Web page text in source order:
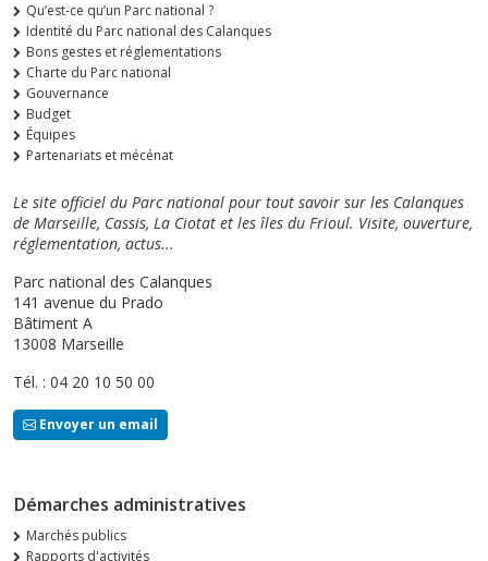
Qu’est-ce qu’un Parc national ?
Identité du Parc national des Calanques
Bons gestes et réglementations
Charte du Parc national
Gouvernance
Budget
Équipes
Partenariats et mécénat
Le site officiel du Parc national pour tout savoir sur les Calanques
de Marseille, Cassis, La Ciotat et les îles du Frioul. Visite, ouverture,
réglementation, actus...
Parc national des Calanques
141 avenue du Prado
Bâtiment A
13008 Marseille
Tél. : 04 20 10 50 00
Envoyer un email
Démarches administratives
Marchés publics
Rapports d'activités